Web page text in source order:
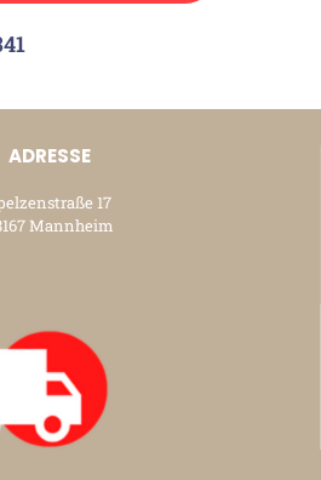
ADRESSE
17
Mannheim